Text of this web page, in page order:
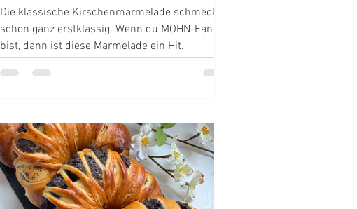
Die klassische Kirschenmarmelade schmeckt
schon ganz erstklassig. Wenn du MOHN-Fan
bist, dann ist diese Marmelade ein Hit.